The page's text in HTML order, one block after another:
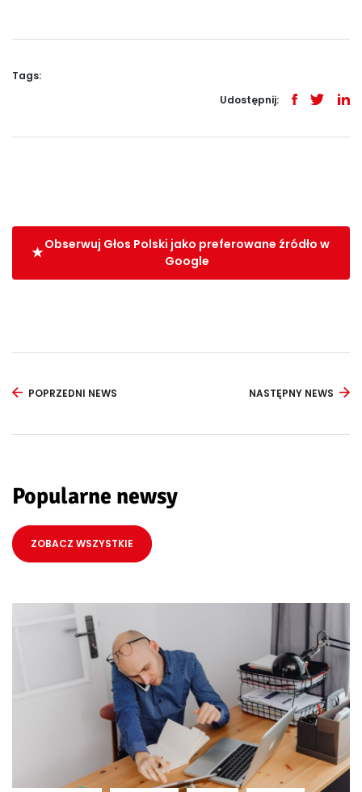
Tags:
Udostępnij:
Obserwuj Głos Polski jako preferowane źródło w
Google
POPRZEDNI NEWS NASTĘPNY NEWS
Popularne newsy
ZOBACZ WSZYSTKIE